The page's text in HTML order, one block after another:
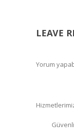
LEAVE
Yorum